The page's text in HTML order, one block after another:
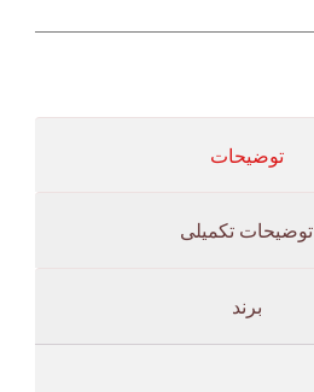
توضیحات
توضیحات تکمیلی
برند